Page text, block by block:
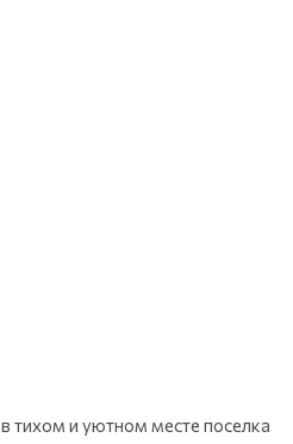
тихом и уютном месте поселка